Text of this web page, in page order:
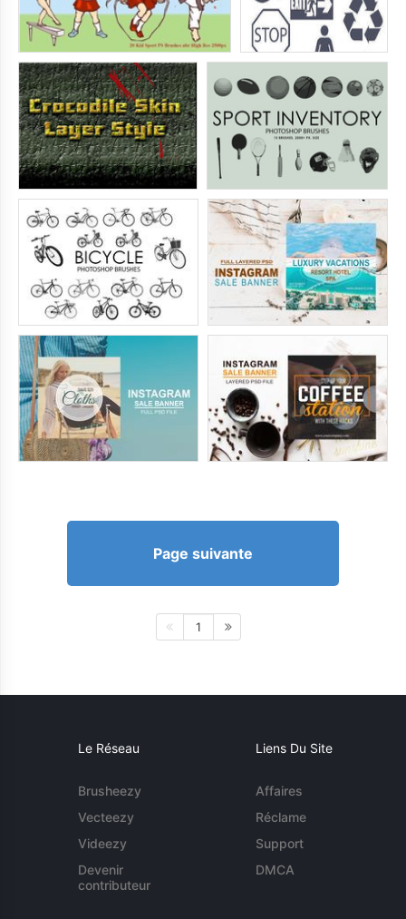
Page suivante
1
Le Réseau
Brusheezy
Vecteezy
Videezy
Devenir
contributeur
Liens Du Site
Affaires
Réclame
Support
DMCA